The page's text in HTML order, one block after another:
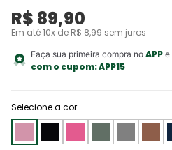
R$ 89,90
Em até10x de R$ 8,99 sem juros
Faça sua primeira compra no APPe
com o cupom:APP15
Selecione a cor